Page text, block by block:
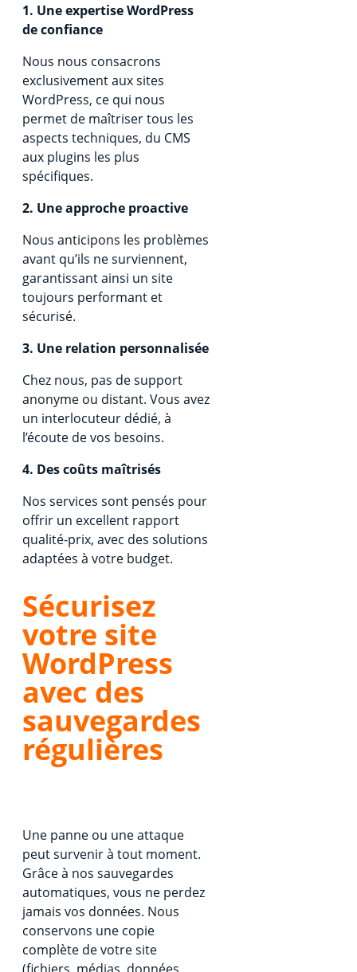
1. Une expertise WordPress
de confiance
Nous nous consacrons
exclusivement aux sites
WordPress, ce qui nous
permet de maîtriser tous les
aspects techniques, du CMS
aux plugins les plus
spécifiques.
2. Une approche proactive
Nous anticipons les problèmes
avant qu’ils ne surviennent,
garantissant ainsi un site
toujours performant et
sécurisé.
3. Une relation personnalisée
Chez nous, pas de support
anonyme ou distant. Vous avez
un interlocuteur dédié, à
l’écoute de vos besoins.
4. Des coûts maîtrisés
Nos services sont pensés pour
offrir un excellent rapport
qualité-prix, avec des solutions
adaptées à votre budget.
Sécurisez
votre site
WordPress
avec des
sauvegardes
régulières
Une panne ou une attaque
peut survenir à tout moment.
Grâce à nos sauvegardes
automatiques, vous ne perdez
jamais vos données. Nous
conservons une copie
complète de votre site